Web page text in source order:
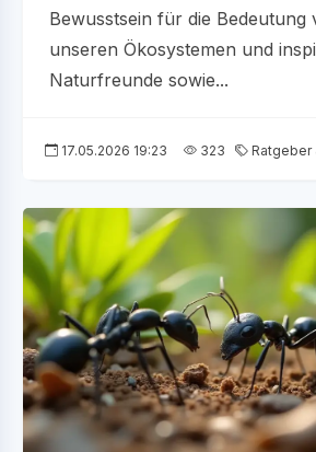
Bewusstsein für die Bedeutung
unseren Ökosystemen und
Naturfreunde sowie...
17.05.2026 19:23 323 Ratgeber